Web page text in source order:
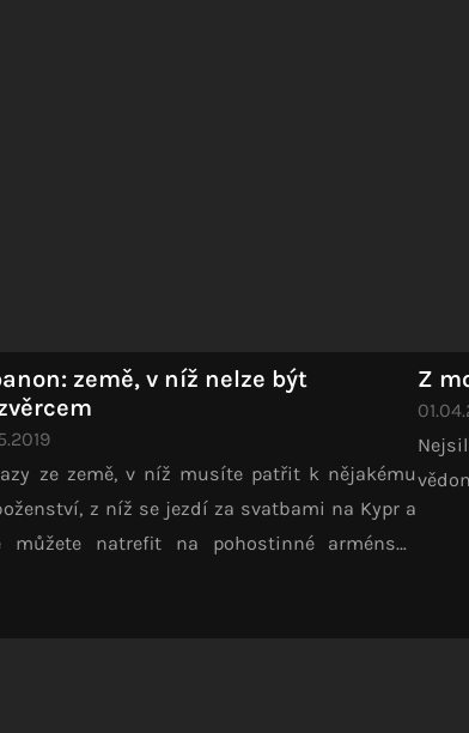
země, v níž nelze být
ze země, v níž musíte patřit k nějakému
z níž se jezdí za svatbami na Kypr a
můžete natrefit na pohostinné arménské
Z